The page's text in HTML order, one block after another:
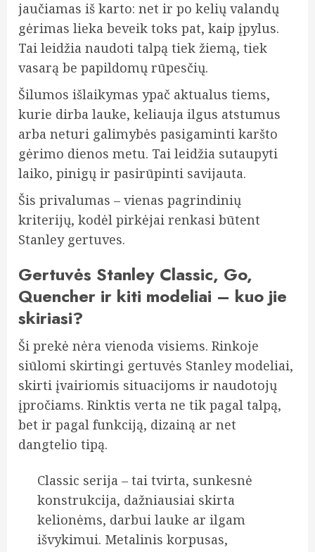
jaučiamas iš karto: net ir po kelių valandų
gėrimas lieka beveik toks pat, kaip įpylus.
Tai leidžia naudoti talpą tiek žiemą, tiek
vasarą be papildomų rūpesčių.
Šilumos išlaikymas ypač aktualus tiems,
kurie dirba lauke, keliauja ilgus atstumus
arba neturi galimybės pasigaminti karšto
gėrimo dienos metu. Tai leidžia sutaupyti
laiko, pinigų ir pasirūpinti savijauta.
Šis privalumas – vienas pagrindinių
kriterijų, kodėl pirkėjai renkasi būtent
Stanley gertuves.
Gertuvės Stanley Classic, Go,
Quencher ir kiti modeliai – kuo jie
skiriasi?
Ši prekė nėra vienoda visiems. Rinkoje
siūlomi skirtingi gertuvės Stanley modeliai,
skirti įvairiomis situacijoms ir naudotojų
įpročiams. Rinktis verta ne tik pagal talpą,
bet ir pagal funkciją, dizainą ar net
dangtelio tipą.
Classic serija – tai tvirta, sunkesnė
konstrukcija, dažniausiai skirta
kelionėms, darbui lauke ar ilgam
išvykimui. Metalinis korpusas,